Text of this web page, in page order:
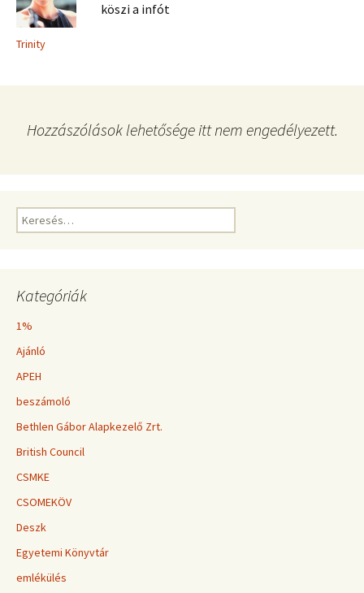
Trinity
köszi a infót
Hozzászólások lehetősége itt nem engedélyezett.
Keresés:
Kategóriák
1%
Ajánló
APEH
beszámoló
Bethlen Gábor Alapkezelő Zrt.
British Council
CSMKE
CSOMEKÖV
Deszk
Egyetemi Könyvtár
emlékülés